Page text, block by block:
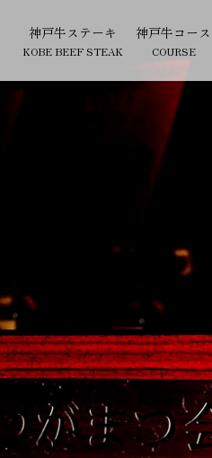
神戸牛ステーキ
KOBE BEEF STEAK
神戸牛コース
COURSE